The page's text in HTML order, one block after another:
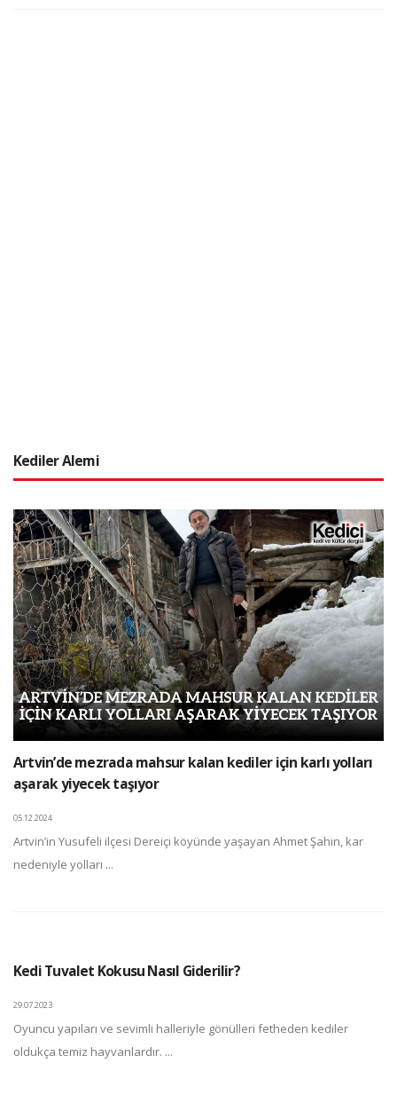
Kediler Alemi
Artvin’de mezrada mahsur kalan kediler için karlı yolları
aşarak yiyecek taşıyor
05.12.2024
Artvin’in Yusufeli ilçesi Dereiçi köyünde yaşayan Ahmet Şahin, kar
nedeniyle yolları ...
Kedi Tuvalet Kokusu Nasıl Giderilir?
29.07.2023
Oyuncu yapıları ve sevimli halleriyle gönülleri fetheden kediler
oldukça temiz hayvanlardır. ...